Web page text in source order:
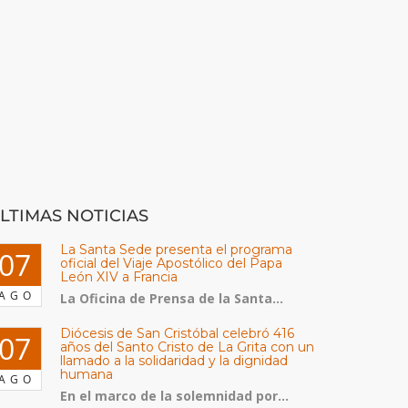
NOTICIAS
La Santa Sede presenta el programa
oficial del Viaje Apostólico del Papa
León XIV a Francia
La Oficina de Prensa de la Santa...
Diócesis de San Cristóbal celebró 416
años del Santo Cristo de La Grita con un
llamado a la solidaridad y la dignidad
humana
En el marco de la solemnidad por...